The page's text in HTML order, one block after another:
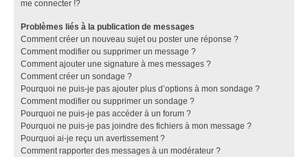
me connecter !?
Problèmes liés à la publication de messages
Comment créer un nouveau sujet ou poster une réponse ?
Comment modifier ou supprimer un message ?
Comment ajouter une signature à mes messages ?
Comment créer un sondage ?
Pourquoi ne puis-je pas ajouter plus d’options à mon sondage ?
Comment modifier ou supprimer un sondage ?
Pourquoi ne puis-je pas accéder à un forum ?
Pourquoi ne puis-je pas joindre des fichiers à mon message ?
Pourquoi ai-je reçu un avertissement ?
Comment rapporter des messages à un modérateur ?